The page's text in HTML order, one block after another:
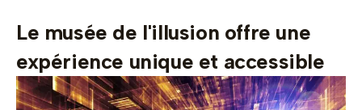
Le musée de l'illusion offre une
expérience unique et accessible